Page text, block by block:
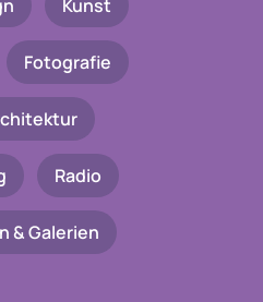
Kunst
Fotografie
Radio
& Galerien